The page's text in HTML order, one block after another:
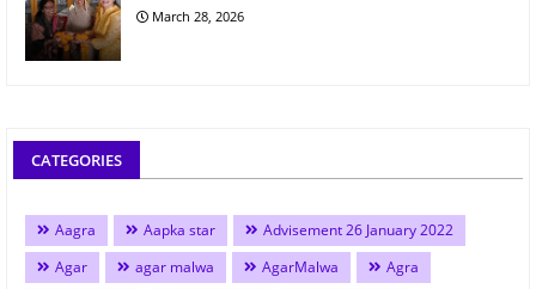
March 28, 2026
CATEGORIES
Aagra Aapka star
Advisement 26 January 2022
Agar
agar malwa AgarMalwa
Agra